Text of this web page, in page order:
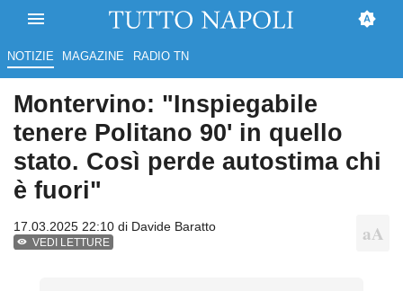
NOTIZIE MAGAZINE RADIO TN
Montervino: "Inspiegabile
tenere Politano 90' in quello
stato. Così perde autostima chi
è fuori"
17.03.2025 22:10 di Davide Baratto
VEDI LETTURE